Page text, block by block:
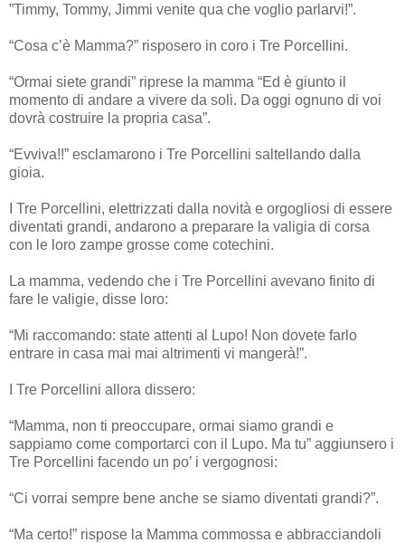
”Timmy, Tommy, Jimmi venite qua che voglio parlarvi!”.
“Cosa c’è Mamma?” risposero in coro i Tre Porcellini.
“Ormai siete grandi” riprese la mamma “Ed è giunto il
momento di andare a vivere da soli. Da oggi ognuno di voi
dovrà costruire la propria casa”.
“Evviva!!” esclamarono i Tre Porcellini saltellando dalla
gioia.
I Tre Porcellini, elettrizzati dalla novità e orgogliosi di essere
diventati grandi, andarono a preparare la valigia di corsa
con le loro zampe grosse come cotechini.
La mamma, vedendo che i Tre Porcellini avevano finito di
fare le valigie, disse loro:
“Mi raccomando: state attenti al Lupo! Non dovete farlo
entrare in casa mai mai altrimenti vi mangerà!”.
I Tre Porcellini allora dissero:
“Mamma, non ti preoccupare, ormai siamo grandi e
sappiamo come comportarci con il Lupo. Ma tu” aggiunsero i
Tre Porcellini facendo un po’ i vergognosi:
“Ci vorrai sempre bene anche se siamo diventati grandi?”.
“Ma certo!” rispose la Mamma commossa e abbracciandoli